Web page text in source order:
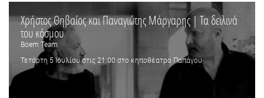
Χρήστος Θηβαίος και Παναγιώτης Μάργαρης | Τα δειλινά
του κόσμου
Boem Team
Τετάρτη 5 Ιουλίου στις 21:00 στο κηποθέατρο Παπάγου